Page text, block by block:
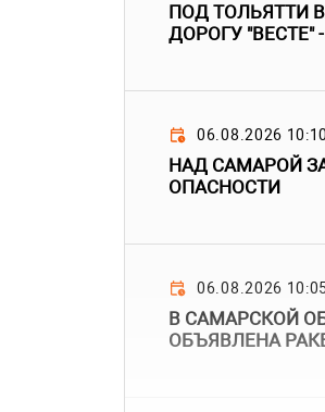
ПОД ТОЛЬЯТТИ
ДОРОГУ "ВЕСТЕ"
06.08.2026 10:10
НАД САМАРОЙ
ОПАСНОСТИ
06.08.2026
В САМАРСКОЙ
ОБЪЯВЛЕНА